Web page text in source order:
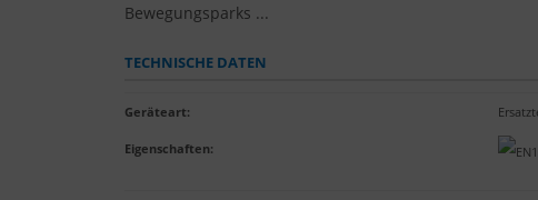
Bewegungsparks ...
TECHNISCHE DATEN
Geräteart:
Eigenschaften: